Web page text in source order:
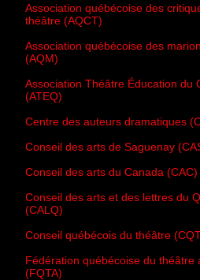
Association québécoise des
théâtre (AQCT)
Association québécoise des
(AQM)
Association Théâtre Éducation du
(ATEQ)
Centre des auteurs dramatiques
Conseil des arts de Saguenay
Conseil des arts du Canada (CAC)
Conseil des arts et des lettres du
(CALQ)
Conseil québécois du théâtre
Fédération québécoise du théâtre
(FQTA)